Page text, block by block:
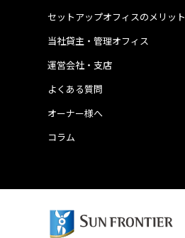
運営会社・支店
よくある質問
当社貸主・管理オフィス
オーナー様へ
コラム
セットアップオフィスのメリット